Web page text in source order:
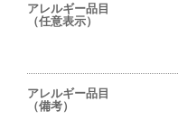
アレルギー品目
（任意表示）
アレルギー品目
（備考）